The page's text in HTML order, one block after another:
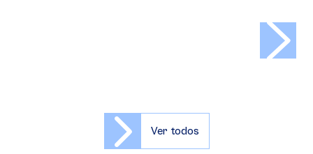
Ver todos